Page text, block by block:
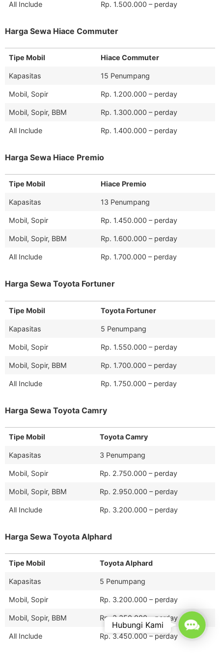
All Include Rp. 1.500.000 – perday
Harga Sewa Hiace Commuter
Tipe Mobil Hiace Commuter
Kapasitas 15 Penumpang
Mobil, Sopir Rp. 1.200.000 – perday
Mobil, Sopir, BBM Rp. 1.300.000 – perday
All Include Rp. 1.400.000 – perday
Harga Sewa Hiace Premio
Tipe Mobil Hiace Premio
Kapasitas 13 Penumpang
Mobil, Sopir Rp. 1.450.000 – perday
Mobil, Sopir, BBM Rp. 1.600.000 – perday
All Include Rp. 1.700.000 – perday
Harga Sewa Toyota Fortuner
Tipe Mobil Toyota Fortuner
Kapasitas 5 Penumpang
Mobil, Sopir Rp. 1.550.000 – perday
Mobil, Sopir, BBM Rp. 1.700.000 – perday
All Include Rp. 1.750.000 – perday
Harga Sewa Toyota Camry
Tipe Mobil Toyota Camry
Kapasitas 3 Penumpang
Mobil, Sopir Rp. 2.750.000 – perday
Mobil, Sopir, BBM Rp. 2.950.000 – perday
All Include Rp. 3.200.000 – perday
Harga Sewa Toyota Alphard
Tipe Mobil Toyota Alphard
Kapasitas 5 Penumpang
Mobil, Sopir Rp. 3.200.000 – perday
Mobil, Sopir, BBM Rp. 3.350.000 – perday
All Include Rp. 3.450.000 – perday
Hubungi Kami